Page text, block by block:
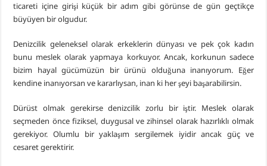
ticareti içine girişi küçük bir adım gibi görünse de gün geçtikçe
büyüyen bir olgudur.
Denizcilik geleneksel olarak erkeklerin dünyası ve pek çok kadın
bunu meslek olarak yapmaya korkuyor. Ancak, korkunun sadece
bizim hayal gücümüzün bir ürünü olduğuna inanıyorum. Eğer
kendine inanıyorsan ve kararlıysan, inan ki her şeyi başarabilirsin.
Dürüst olmak gerekirse denizcilik zorlu bir iştir. Meslek olarak
seçmeden önce fiziksel, duygusal ve zihinsel olarak hazırlıklı olmak
gerekiyor. Olumlu bir yaklaşım sergilemek iyidir ancak güç ve
cesaret gerektirir.